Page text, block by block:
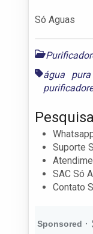
Só Aguas
água
Suporte
SAC Só
Contato